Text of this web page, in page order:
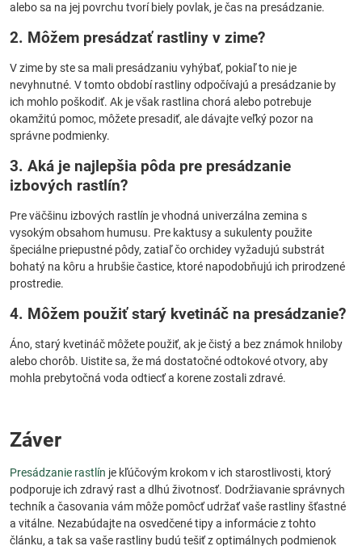
alebo sa na jej povrchu tvorí biely povlak, je čas na presádzanie.
2. Môžem presádzať rastliny v zime?
V zime by ste sa mali presádzaniu vyhýbať, pokiaľ to nie je
nevyhnutné. V tomto období rastliny odpočívajú a presádzanie by
ich mohlo poškodiť. Ak je však rastlina chorá alebo potrebuje
okamžitú pomoc, môžete presadiť, ale dávajte veľký pozor na
správne podmienky.
3. Aká je najlepšia pôda pre presádzanie
izbových rastlín?
Pre väčšinu izbových rastlín je vhodná univerzálna zemina s
vysokým obsahom humusu. Pre kaktusy a sukulenty použite
špeciálne priepustné pôdy, zatiaľ čo orchidey vyžadujú substrát
bohatý na kôru a hrubšie častice, ktoré napodobňujú ich prirodzené
prostredie.
4. Môžem použiť starý kvetináč na presádzanie?
Áno, starý kvetináč môžete použiť, ak je čistý a bez známok hniloby
alebo chorôb. Uistite sa, že má dostatočné odtokové otvory, aby
mohla prebytočná voda odtiecť a korene zostali zdravé.
Záver
Presádzanie rastlín je kľúčovým krokom v ich starostlivosti, ktorý
podporuje ich zdravý rast a dlhú životnosť. Dodržiavanie správnych
techník a časovania vám môže pomôcť udržať vaše rastliny šťastné
a vitálne. Nezabúdajte na osvedčené tipy a informácie z tohto
článku, a tak sa vaše rastliny budú tešiť z optimálnych podmienok